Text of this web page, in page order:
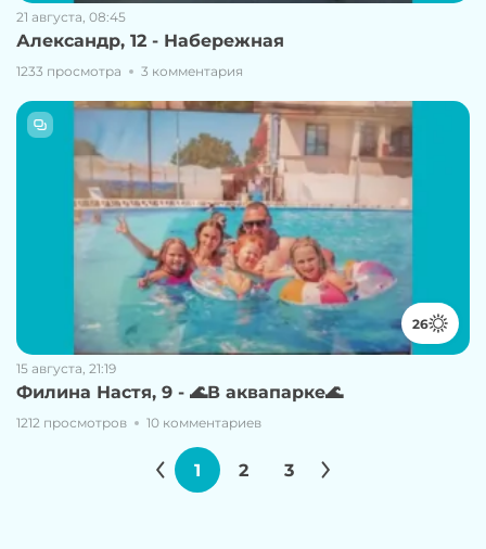
21 августа, 08:45
Александр, 12 - Набережная
1233 просмотра 3 комментария
26
15 августа, 21:19
Филина Настя, 9 - 🌊В аквапарке🌊
1212 просмотров 10 комментариев
1 2 3